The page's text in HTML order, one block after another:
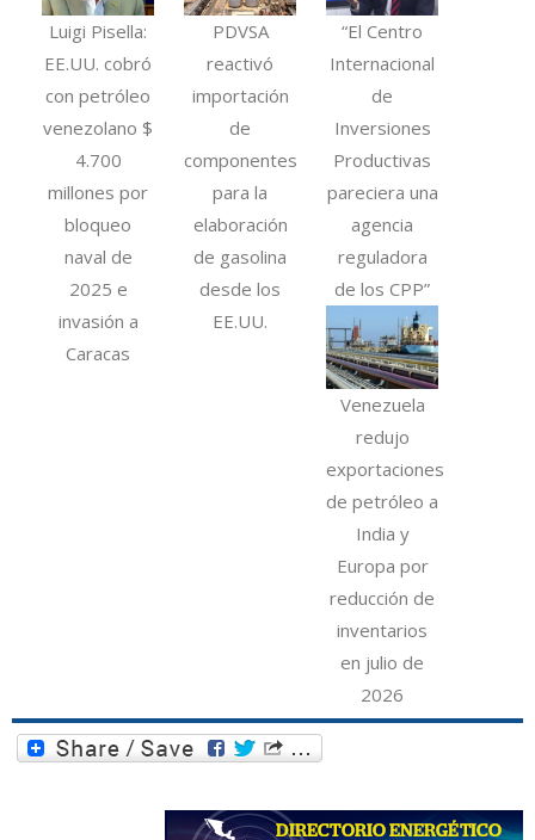
Luigi Pisella:
EE.UU. cobró
con petróleo
venezolano $
4.700
millones por
bloqueo
naval de
2025 e
invasión a
Caracas
PDVSA
reactivó
importación
de
componentes
para la
elaboración
de gasolina
desde los
EE.UU.
“El Centro
Internacional
de
Inversiones
Productivas
pareciera una
agencia
reguladora
de los CPP”
Venezuela
redujo
exportaciones
de petróleo a
India y
Europa por
reducción de
inventarios
en julio de
2026